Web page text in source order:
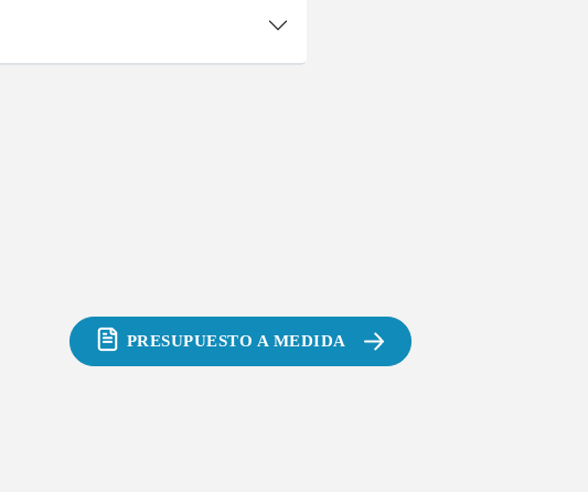
PRESUPUESTO A MEDIDA